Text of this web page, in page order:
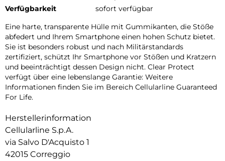
Verfügbarkeit
sofort verfügbar
Eine harte, transparente Hülle mit Gummikanten, die Stöße
abfedert und Ihrem Smartphone einen hohen Schutz bietet.
Sie ist besonders robust und nach Militärstandards
zertifiziert, schützt Ihr Smartphone vor Stößen und Kratzern
und beeinträchtigt dessen Design nicht. Clear Protect
verfügt über eine lebenslange Garantie: Weitere
Informationen finden Sie im Bereich Cellularline Guaranteed
For Life.
Herstellerinformation
Cellularline S.p.A.
via Salvo D'Acquisto 1
42015 Correggio